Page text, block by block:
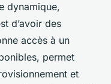
dynamique,
d’avoir des
accès à un
permet
et